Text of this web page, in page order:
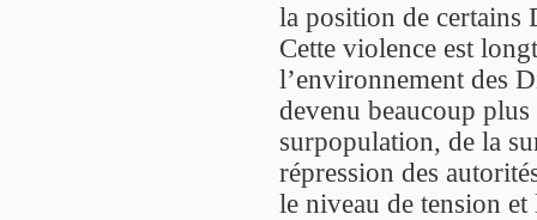
la position de certains
Cette violence est
l’environnement des
devenu beaucoup
surpopulation, de la
répression des
le niveau de tension